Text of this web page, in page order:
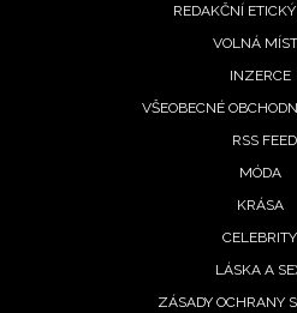
NEWSLETTER
Přihlášením k newsletteru
podmínkami společnosti
potvrzujete, že jste se
ochrany soukromí-
REDAKČNÍ
VOLNÁ
INZERCE
VŠEOBECNÉ
RSS FEED
MÓDA
KRÁSA
CELEBRITY
LÁSKA A
ZÁSADY OCHRANY